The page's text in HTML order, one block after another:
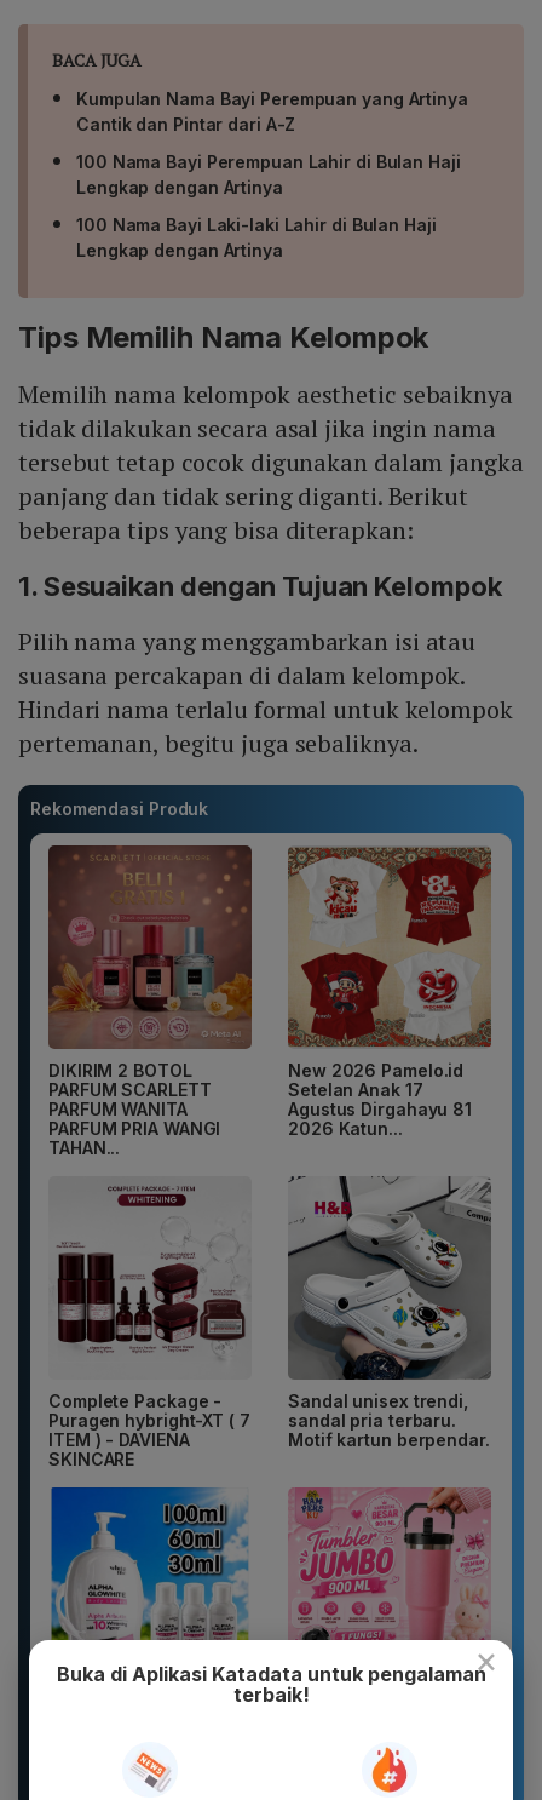
BACA JUGA
Kumpulan Nama Bayi Perempuan yang Artinya
Cantik dan Pintar dari A-Z
100 Nama Bayi Perempuan Lahir di Bulan Haji
Lengkap dengan Artinya
100 Nama Bayi Laki-laki Lahir di Bulan Haji
Lengkap dengan Artinya
Tips Memilih Nama Kelompok
Memilih nama kelompok aesthetic sebaiknya
tidak dilakukan secara asal jika ingin nama
tersebut tetap cocok digunakan dalam jangka
panjang dan tidak sering diganti. Berikut
beberapa tips yang bisa diterapkan:
1. Sesuaikan dengan Tujuan Kelompok
Pilih nama yang menggambarkan isi atau
suasana percakapan di dalam kelompok.
Hindari nama terlalu formal untuk kelompok
pertemanan, begitu juga sebaliknya.
Rekomendasi Produk
DIKIRIM 2 BOTOL
PARFUM SCARLETT
PARFUM WANITA
PARFUM PRIA WANGI
TAHAN...
New 2026 Pamelo.id
Setelan Anak 17
Agustus Dirgahayu 81
2026 Katun...
Complete Package -
Puragen hybright-XT ( 7
ITEM ) - DAVIENA
SKINCARE
Sandal unisex trendi,
sandal pria terbaru.
Motif kartun berpendar.
Whitening &
Moisturizing |...
Stainless TUMBLER
900ML Coffee...
×
Buka di Aplikasi Katadata untuk pengalaman
terbaik!